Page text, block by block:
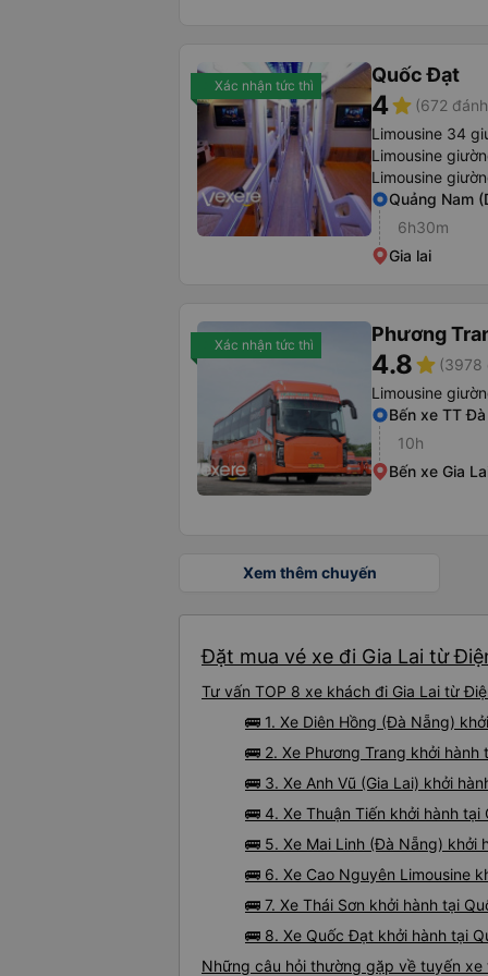
Xác nhận tức thì Quốc Đạt
4star (672
Limousine 34
Limousine
Limousine
Quảng Nam
6h30m
Gia lai
Xác nhận tức thì Phương
4.8star (3978
Limousine
Bến xe TT Đà
10h
Bến xe Gia
Xem thêm chuyến
Đặt mua vé xe đi Gia Lai từ
Tư vấn TOP 8 xe khách đi Gia Lai từ
🚌 1. Xe Diên Hồng (Đà Nẵng)
🚌 2. Xe Phương Trang khởi
🚌 3. Xe Anh Vũ (Gia Lai) khởi
🚌 4. Xe Thuận Tiến khởi hành tại
🚌 5. Xe Mai Linh (Đà Nẵng) khởi
🚌 6. Xe Cao Nguyên Limousine
🚌 7. Xe Thái Sơn khởi hành tại
🚌 8. Xe Quốc Đạt khởi hành tại
Những câu hỏi thường gặp về tuyến xe